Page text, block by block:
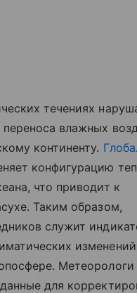
течениях
влажных
континенту.
конфигурацию
что приводит к
Таким образом,
служит
Метеорологи
для